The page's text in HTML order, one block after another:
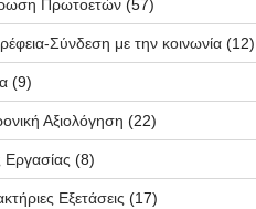
Πρωτοετών(57)
Σύνδεση με την κοινωνία(12)
(9)
Αξιολόγηση (22)
Εργασίας (8)
Εξετάσεις (17)